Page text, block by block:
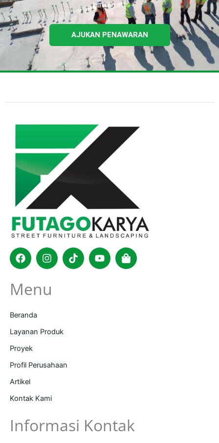
bawah ini.
AJUKAN PENAWARAN
FacebookInstagram
TiktokYoutubeShopping-
bag
Menu
Beranda
Layanan Produk
Proyek
Profil Perusahaan
Artikel
Kontak Kami
Informasi Kontak